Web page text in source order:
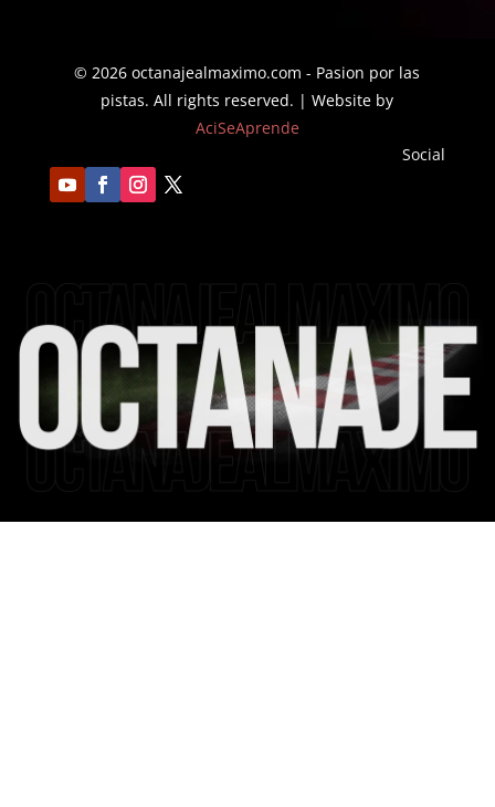
© 2026 octanajealmaximo.com - Pasion por las
pistas. All rights reserved. | Website by
AciSeAprende
Social